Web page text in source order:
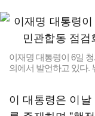
이재명 대통령이 6일
의에서 발언하고 있다.
이 대통령은 이